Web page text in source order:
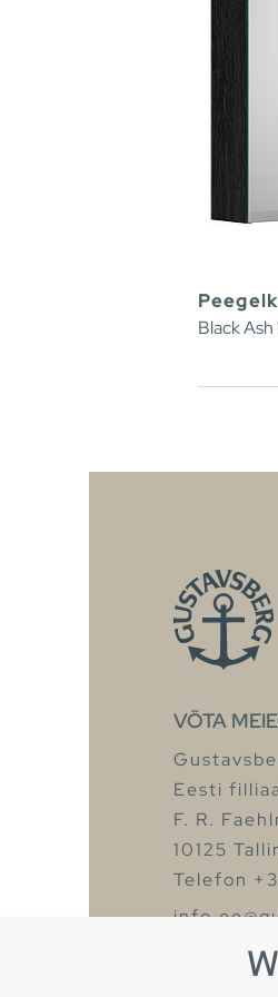
Black
VÕTA
Eesti
F. R.
10125
Telefon